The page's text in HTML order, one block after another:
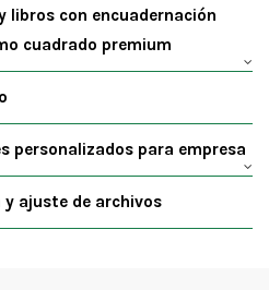
libros con encuadernación
cuadrado premium
personalizados para empresa
y ajuste de archivos